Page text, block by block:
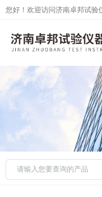
您好！欢迎访问济南卓邦试验